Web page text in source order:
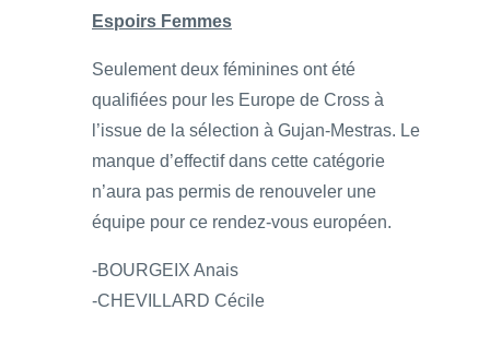
Espoirs Femmes
Seulement deux féminines ont été
qualifiées pour les Europe de Cross à
l’issue de la sélection à Gujan-Mestras. Le
manque d’effectif dans cette catégorie
n’aura pas permis de renouveler une
équipe pour ce rendez-vous européen.
-BOURGEIX Anais
-CHEVILLARD Cécile